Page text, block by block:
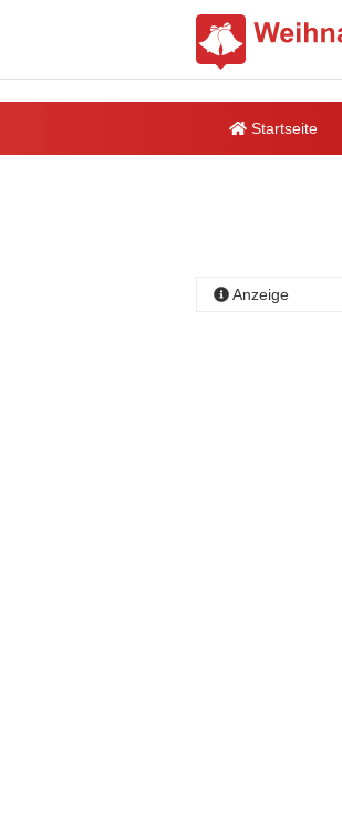
Startseite
Anzeige